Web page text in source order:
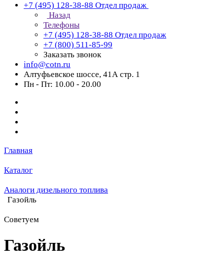
+7 (495) 128-38-88 Отдел продаж
Назад
Телефоны
+7 (495) 128-38-88 Отдел продаж
+7 (800) 511-85-99
Заказать звонок
info@cotn.ru
Алтуфьевское шоссе, 41А стр. 1
Пн - Пт: 10.00 - 20.00
Главная
Каталог
Аналоги дизельного топлива
Газойль
Советуем
Газойль